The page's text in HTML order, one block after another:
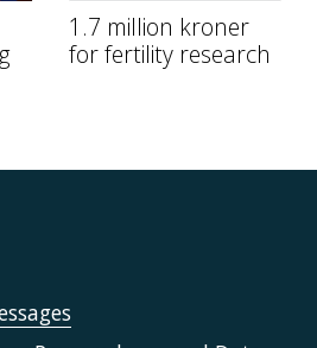
1.7 million kroner
for fertility research